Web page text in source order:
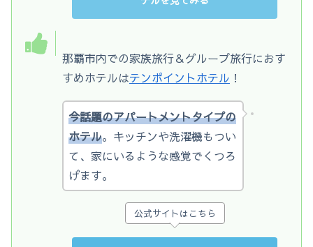
那覇市内での家族旅行＆グループ旅行におす
すめホテルはテンポイントホテル ！
今話題のアパートメントタイプの
ホテル。キッチンや洗濯機もつい
て、家にいるような感覚でくつろ
げます。
公式サイトはこちら